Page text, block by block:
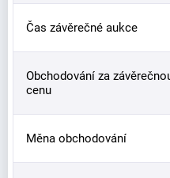
Čas závěrečné aukce
Obchodování za
cenu
Měna obchodování